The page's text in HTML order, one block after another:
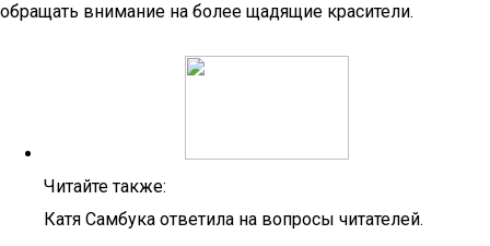
обращать внимание на более щадящие красители.
Читайте также:
Катя Самбука ответила на вопросы читателей.